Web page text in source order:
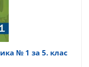
№ 1 за 5. клас